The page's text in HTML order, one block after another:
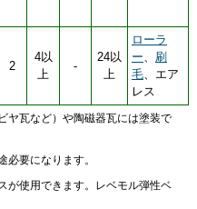
2
4以
上
-
24以
上
ローラ
ー、 刷
毛、エア
レス
ヤ瓦など）や陶磁器瓦には塗装で
必要になります。
が使用できます。レベモル弾性ベ